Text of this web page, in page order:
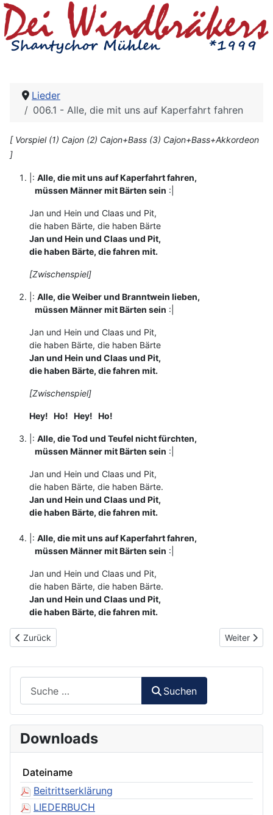
Lieder
006.1 - Alle, die mit uns auf Kaperfahrt fahren
[ Vorspiel (1) Cajon (2) Cajon+Bass (3) Cajon+Bass+Akkordeon
]
|: Alle, die mit uns auf Kaperfahrt fahren,
müssen Männer mit Bärten sein :|
Jan und Hein und Claas und Pit,
die haben Bärte, die haben Bärte
Jan und Hein und Claas und Pit,
die haben Bärte, die fahren mit.
[Zwischenspiel]
|: Alle, die Weiber und Branntwein lieben,
müssen Männer mit Bärten sein :|
Jan und Hein und Claas und Pit,
die haben Bärte, die haben Bärte
Jan und Hein und Claas und Pit,
die haben Bärte, die fahren mit.
[Zwischenspiel]
Hey! Ho! Hey! Ho!
|: Alle, die Tod und Teufel nicht fürchten,
müssen Männer mit Bärten sein :|
Jan und Hein und Claas und Pit,
die haben Bärte, die haben Bärte.
Jan und Hein und Claas und Pit,
die haben Bärte, die fahren mit.
|: Alle, die mit uns auf Kaperfahrt fahren,
müssen Männer mit Bärten sein :|
Jan und Hein und Claas und Pit,
die haben Bärte, die haben Bärte.
Jan und Hein und Claas und Pit,
die haben Bärte, die fahren mit.
Vorheriger Beitrag: 005 - Friesenlied (Wo dei Nordseiwellen)
Zurück Nächster
Weiter
Suchen
Downloads
Dateiname
Beitrittserklärung
LIEDERBUCH